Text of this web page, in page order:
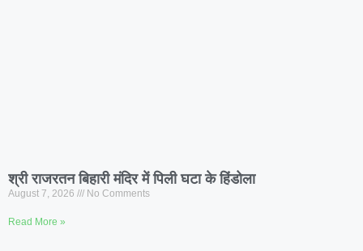
श्री राजरतन बिहारी मंदिर में पिली घटा के हिंडोला
August 7, 2026 No Comments
Read More »